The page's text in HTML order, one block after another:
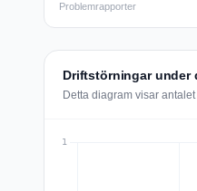
Problemrapporter
Driftstörningar under
Detta diagram visar